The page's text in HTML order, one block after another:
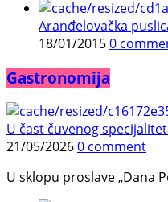
Aranđelovačka
18/01/20150
Gastronomija
U čast čuvenog
21/05/20260 comment
U sklopu proslave „Dana